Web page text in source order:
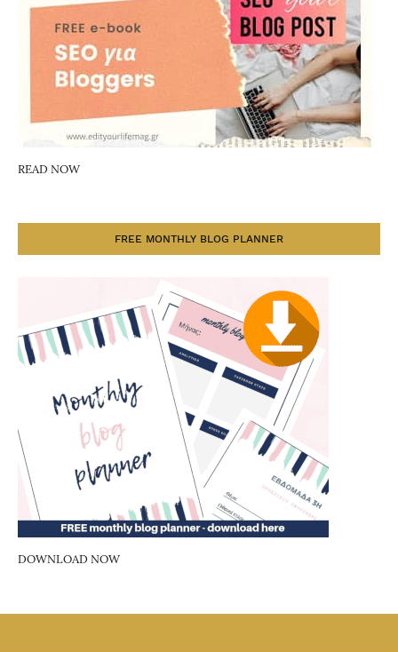
READ NOW
FREE MONTHLY BLOG PLANNER
DOWNLOAD NOW